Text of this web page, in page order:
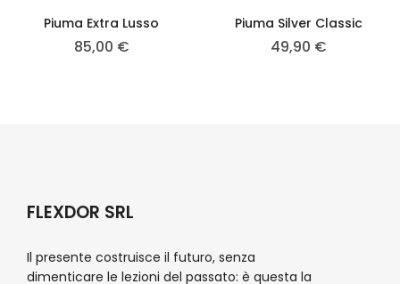
Piuma Extra Lusso
85,00 €
Piuma Silver Classic
49,90 €
FLEXDOR SRL
Il presente costruisce il futuro, senza
dimenticare le lezioni del passato: è questa la